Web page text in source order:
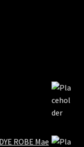
ROBE Mae